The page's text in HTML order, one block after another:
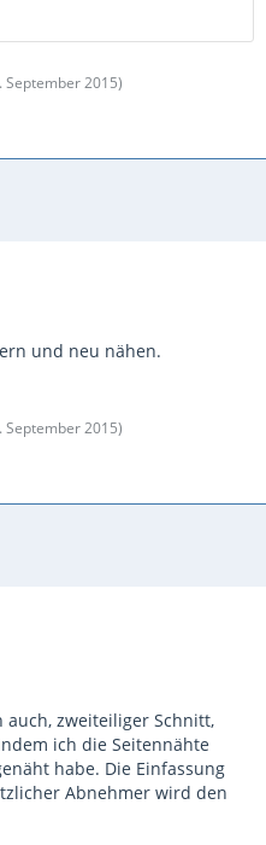
September 2015)
und neu nähen.
September 2015)
zweiteiliger Schnitt,
ich die Seitennähte
habe. Die Einfassung
Abnehmer wird den